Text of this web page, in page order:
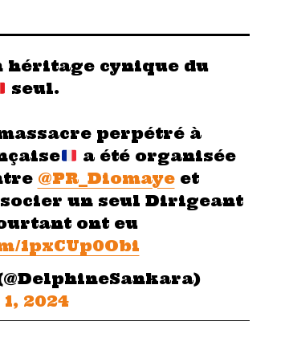
héritage cynique du
seul.
perpétré à
a été organisée
@PR_Diomayeet
un seul Dirigeant
ont eu
1pxCUp0Obi
2024